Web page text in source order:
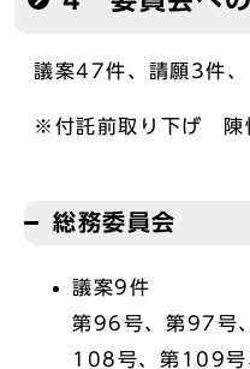
議案47件、請願3件
※付託前取り下げ 陳
総務委員会
議案9件
第96号、第97号
108号、第109